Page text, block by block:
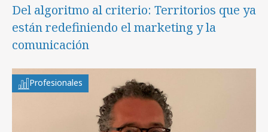
Del algoritmo al criterio: Territorios que ya
están redefiniendo el marketing y la
comunicación
Profesionales